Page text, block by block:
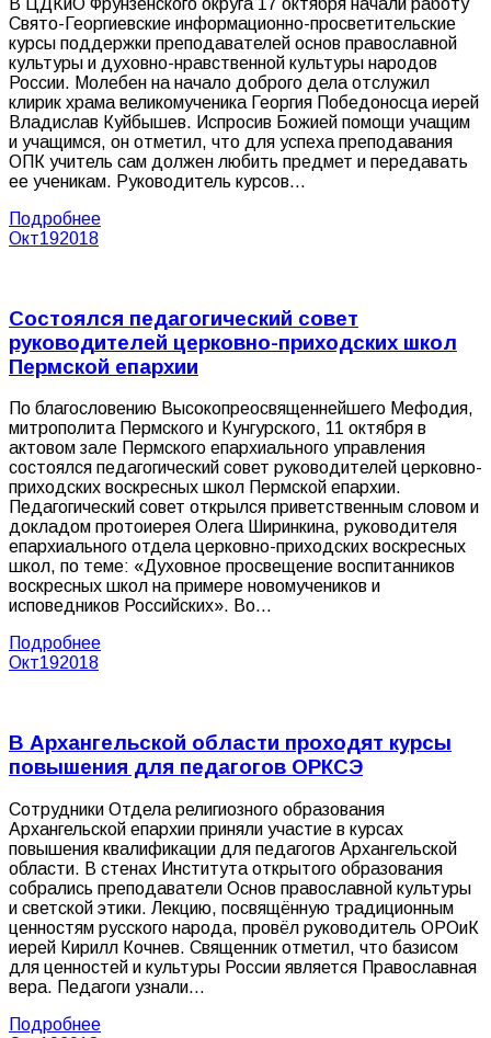
Свято-Георгиевские информационно-просветительские
курсы поддержки преподавателей основ православной
культуры и духовно-нравственной культуры народов
России. Молебен на начало доброго дела отслужил
клирик храма великомученика Георгия Победоносца иерей
Владислав Куйбышев. Испросив Божией помощи учащим
и учащимся, он отметил, что для успеха преподавания
ОПК учитель сам должен любить предмет и передавать
ее ученикам. Руководитель курсов…
Подробнее
Окт192018
Состоялся педагогический совет
руководителей церковно-приходских школ
Пермской епархии
По благословению Высокопреосвященнейшего Мефодия,
митрополита Пермского и Кунгурского, 11 октября в
актовом зале Пермского епархиального управления
состоялся педагогический совет руководителей церковно-
приходских воскресных школ Пермской епархии.
Педагогический совет открылся приветственным словом и
докладом протоиерея Олега Ширинкина, руководителя
епархиального отдела церковно-приходских воскресных
школ, по теме: «Духовное просвещение воспитанников
воскресных школ на примере новомучеников и
исповедников Российских». Во…
Подробнее
Окт192018
В Архангельской области проходят курсы
повышения для педагогов ОРКСЭ
Сотрудники Отдела религиозного образования
Архангельской епархии приняли участие в курсах
повышения квалификации для педагогов Архангельской
области. В стенах Института открытого образования
собрались преподаватели Основ православной культуры
и светской этики. Лекцию, посвящённую традиционным
ценностям русского народа, провёл руководитель ОРОиК
иерей Кирилл Кочнев. Священник отметил, что базисом
для ценностей и культуры России является Православная
вера. Педагоги узнали…
Подробнее